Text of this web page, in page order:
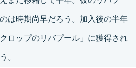
は時期尚早だろう。加入後の半年
ロップのリバプール」に獲得され
。